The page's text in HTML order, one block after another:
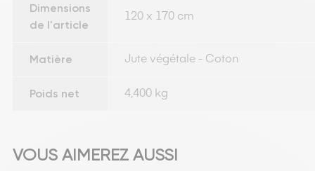
Dimensions
de l'article
120 x 170 cm
Matière Jute végétale - Coton
Poids net 4,400 kg
VOUS AIMEREZ AUSSI